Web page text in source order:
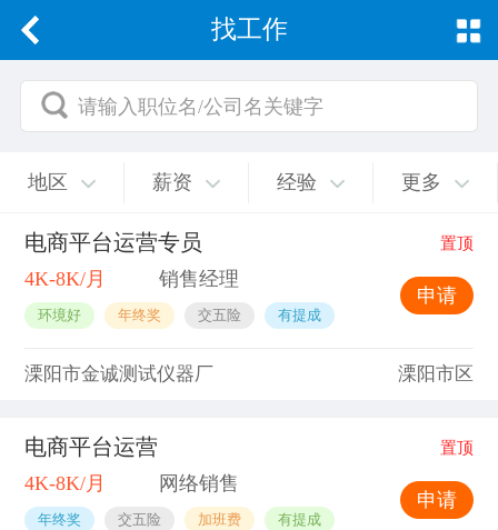
找工作
请输入职位名/公司名关键字
地区 薪资 经验 更多
电商平台运营专员 置顶
4K-8K/月 销售经理
环境好 年终奖 交五险 有提成
申请
溧阳市金诚测试仪器厂 溧阳市区
电商平台运营 置顶
4K-8K/月 网络销售
年终奖 交五险 加班费 有提成
申请